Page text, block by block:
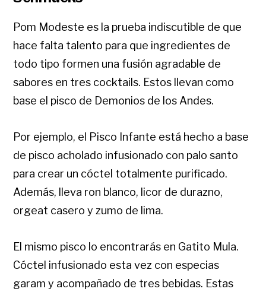
Pom Modeste es la prueba indiscutible de que
hace falta talento para que ingredientes de
todo tipo formen una fusión agradable de
sabores en tres cocktails. Estos llevan como
base el pisco de Demonios de los Andes.
Por ejemplo, el Pisco Infante está hecho a base
de pisco acholado infusionado con palo santo
para crear un cóctel totalmente purificado.
Además, lleva ron blanco, licor de durazno,
orgeat casero y zumo de lima.
El mismo pisco lo encontrarás en Gatito Mula.
Cóctel infusionado esta vez con especias
garam y acompañado de tres bebidas. Estas